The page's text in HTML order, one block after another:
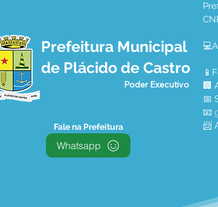
Prefeitura Municipal
de Plácido de Castro
Poder Executivo
Fale na Prefeitura
Whatsapp
🏢
📅
📧
📨